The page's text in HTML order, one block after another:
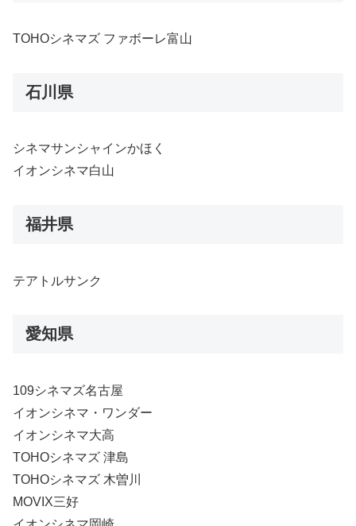
TOHOシネマズ ファボーレ富山
石川県
シネマサンシャインかほく
イオンシネマ白山
福井県
テアトルサンク
愛知県
109シネマズ名古屋
イオンシネマ・ワンダー
イオンシネマ大高
TOHOシネマズ 津島
TOHOシネマズ 木曽川
MOVIX三好